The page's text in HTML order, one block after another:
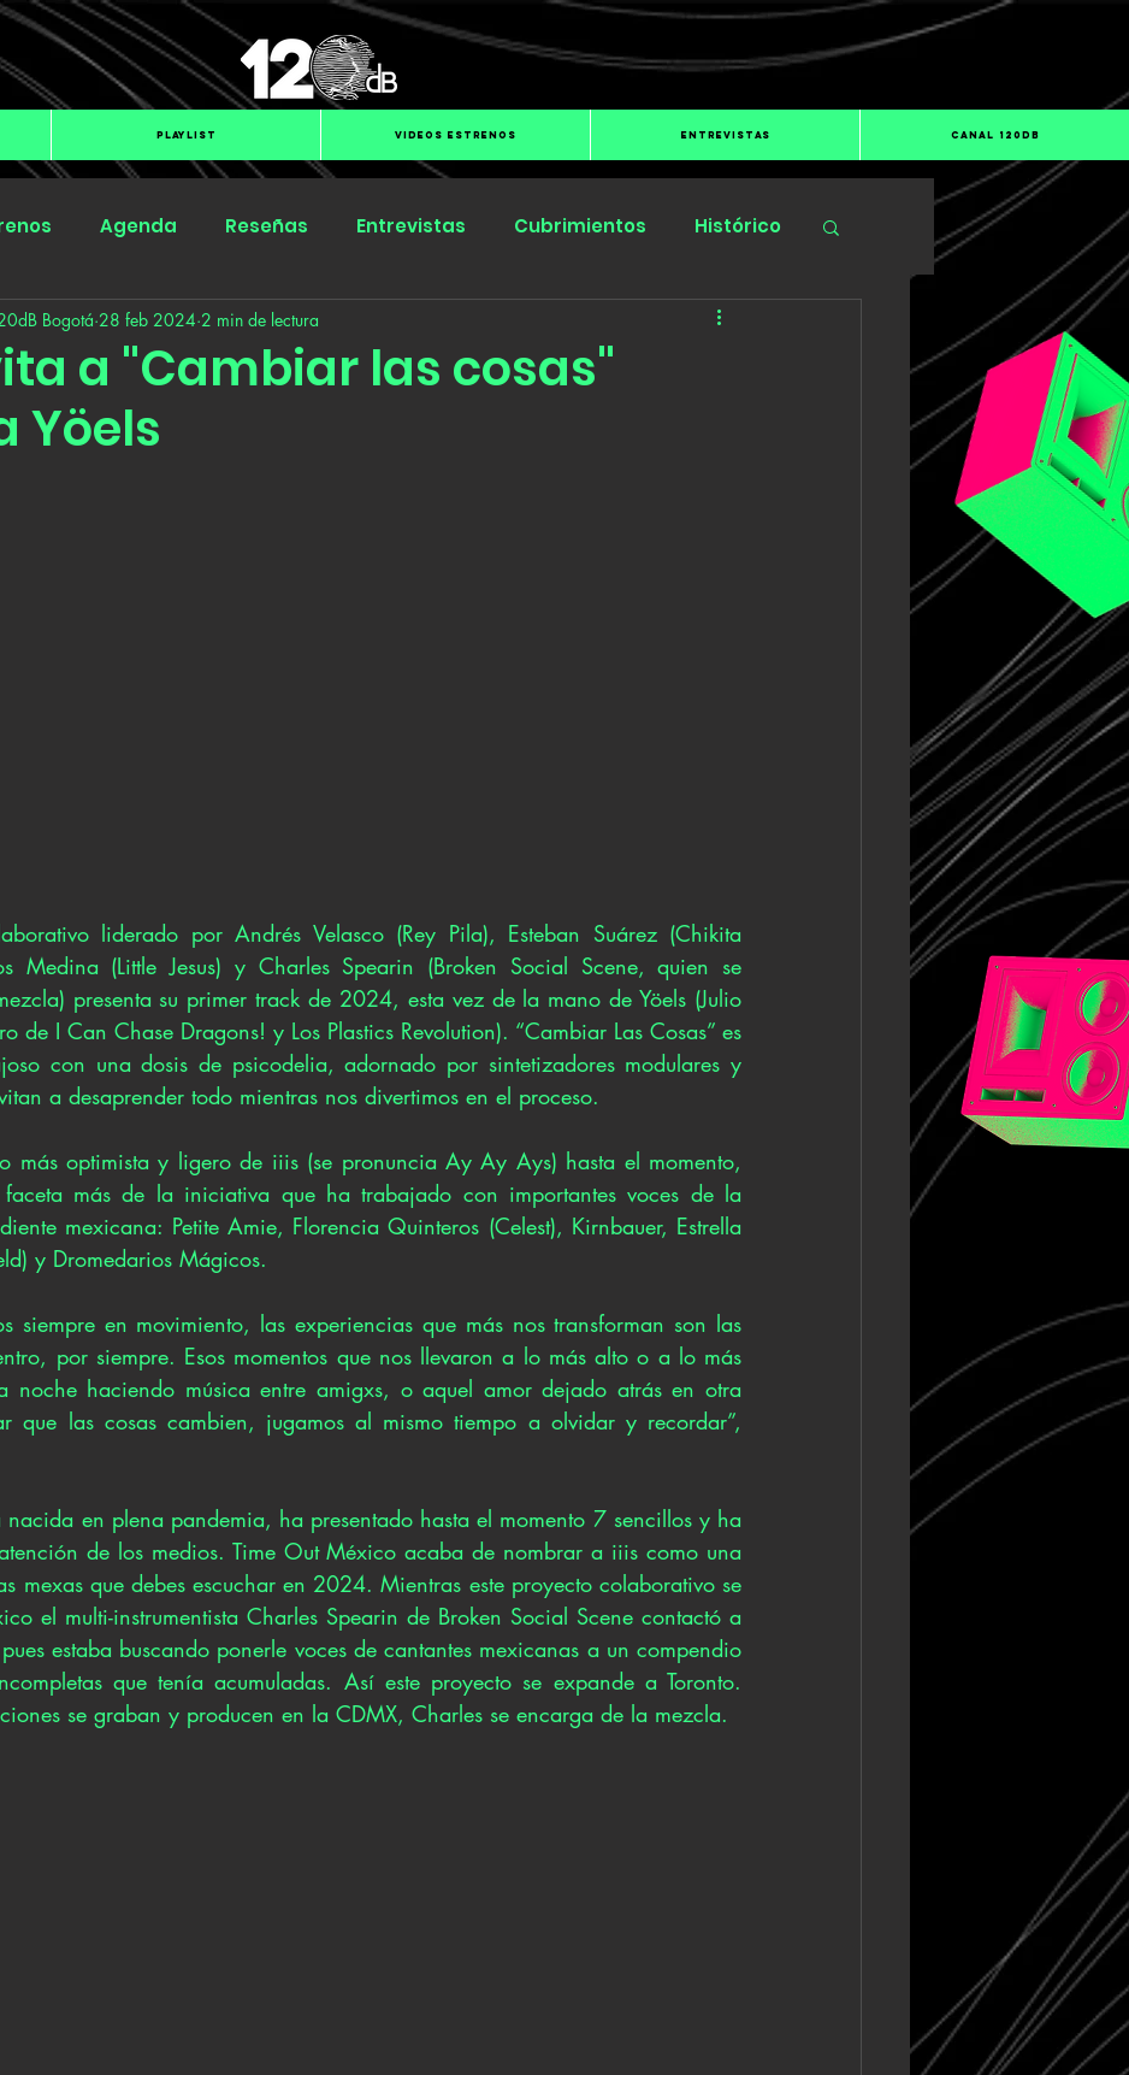
PLAYLIST VIDEOS ESTRENOS ENTREVISTAS CANAL 120dB
Agenda Reseñas Entrevistas Cubrimientos Histórico
Submit Hub Groover
a "Cambiar las cosas"
Yöels
Bogotá 28 feb 2024 2 min de lectura
liderado por Andrés Velasco (Rey Pila), Esteban Suárez (Chikita
Medina (Little Jesus) y Charles Spearin (Broken Social Scene, quien se
presenta su primer track de 2024, esta vez de la mano de Yöels (Julio
de I Can Chase Dragons! y Los Plastics Revolution). “Cambiar Las Cosas” es
con una dosis de psicodelia, adornado por sintetizadores modulares y
a desaprender todo mientras nos divertimos en el proceso.
más optimista y ligero de iiis (se pronuncia Ay Ay Ays) hasta el momento,
faceta más de la iniciativa que ha trabajado con importantes voces de la
mexicana: Petite Amie, Florencia Quinteros (Celest), Kirnbauer, Estrella
y Dromedarios Mágicos.
siempre en movimiento, las experiencias que más nos transforman son las
por siempre. Esos momentos que nos llevaron a lo más alto o a lo más
noche haciendo música entre amigxs, o aquel amor dejado atrás en otra
que las cosas cambien, jugamos al mismo tiempo a olvidar y recordar”,
en plena pandemia, ha presentado hasta el momento 7 sencillos y ha
de los medios. Time Out México acaba de nombrar a iiis como una
mexas que debes escuchar en 2024. Mientras este proyecto colaborativo se
el multi-instrumentista Charles Spearin de Broken Social Scene contactó a
estaba buscando ponerle voces de cantantes mexicanas a un compendio
que tenía acumuladas. Así este proyecto se expande a Toronto.
se graban y producen en la CDMX, Charles se encarga de la mezcla.